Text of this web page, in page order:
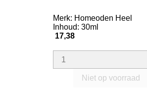
Merk: Homeoden Heel
Inhoud: 30ml
Prijs
17,38
Niet op voorraad